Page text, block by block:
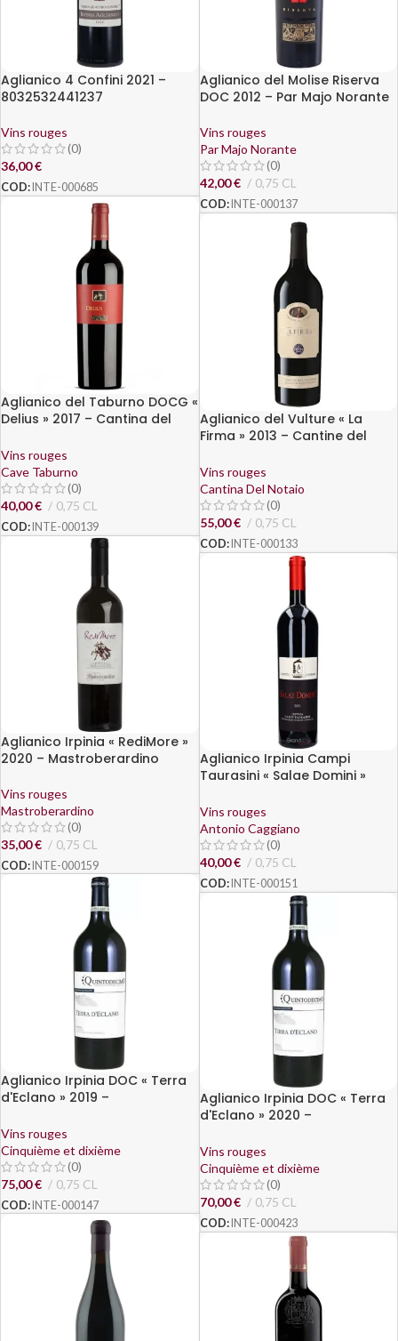
Aglianico 4 Confini 2021 –
8032532441237
Vins rouges
(0)
36,00€
COD: INTE-000685
Aglianico del Molise Riserva
DOC 2012 – Par Majo Norante
Vins rouges
Par Majo Norante
(0)
42,00€ 0,75 CL
COD: INTE-000137
Aglianico del Taburno DOCG «
Delius » 2017 – Cantina del
Vins rouges
Cave Taburno
(0)
40,00€ 0,75 CL
COD: INTE-000139
Aglianico del Vulture « La
Firma » 2013 – Cantine del
Vins rouges
Cantina Del Notaio
(0)
55,00€ 0,75 CL
COD: INTE-000133
Aglianico Irpinia « RediMore »
2020 – Mastroberardino
Vins rouges
Mastroberardino
(0)
35,00€ 0,75 CL
COD: INTE-000159
Aglianico Irpinia Campi
Taurasini « Salae Domini »
Vins rouges
Antonio Caggiano
(0)
40,00€ 0,75 CL
COD: INTE-000151
Aglianico Irpinia DOC « Terra
d'Eclano » 2019 –
Vins rouges
Cinquième et dixième
(0)
75,00€ 0,75 CL
COD: INTE-000147
Aglianico Irpinia DOC « Terra
d'Eclano » 2020 –
Vins rouges
Cinquième et dixième
(0)
70,00€ 0,75 CL
COD: INTE-000423